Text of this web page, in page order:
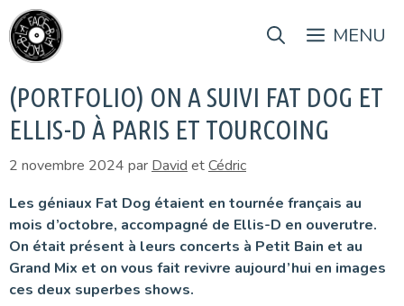
Aller
au
contenu
MENU
(PORTFOLIO) ON A SUIVI FAT DOG ET
ELLIS-D À PARIS ET TOURCOING
2 novembre 2024 par David etCédric
Les géniaux Fat Dog étaient en tournée français au
mois d’octobre, accompagné de Ellis-D en ouverutre.
On était présent à leurs concerts à Petit Bain et au
Grand Mix et on vous fait revivre aujourd’hui en images
ces deux superbes shows.